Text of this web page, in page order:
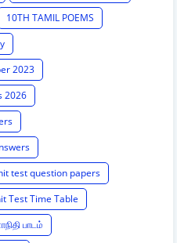
10TH TAMIL POEMS
2023
2026
test question papers
Test Time Table
பாடம்